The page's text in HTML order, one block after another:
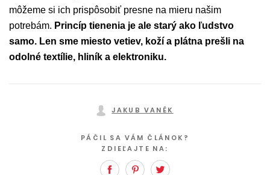
môžeme si ich prispôsobiť presne na mieru našim
potrebám. Princíp tienenia je ale starý ako ľudstvo
samo. Len sme miesto vetiev, koží a plátna prešli na
odolné textílie, hliník a elektroniku.
JAKUB VANĚK
PÁČIL SA VÁM ČLÁNOK?
ZDIEĽAJTE NA:
FacebookPinterest